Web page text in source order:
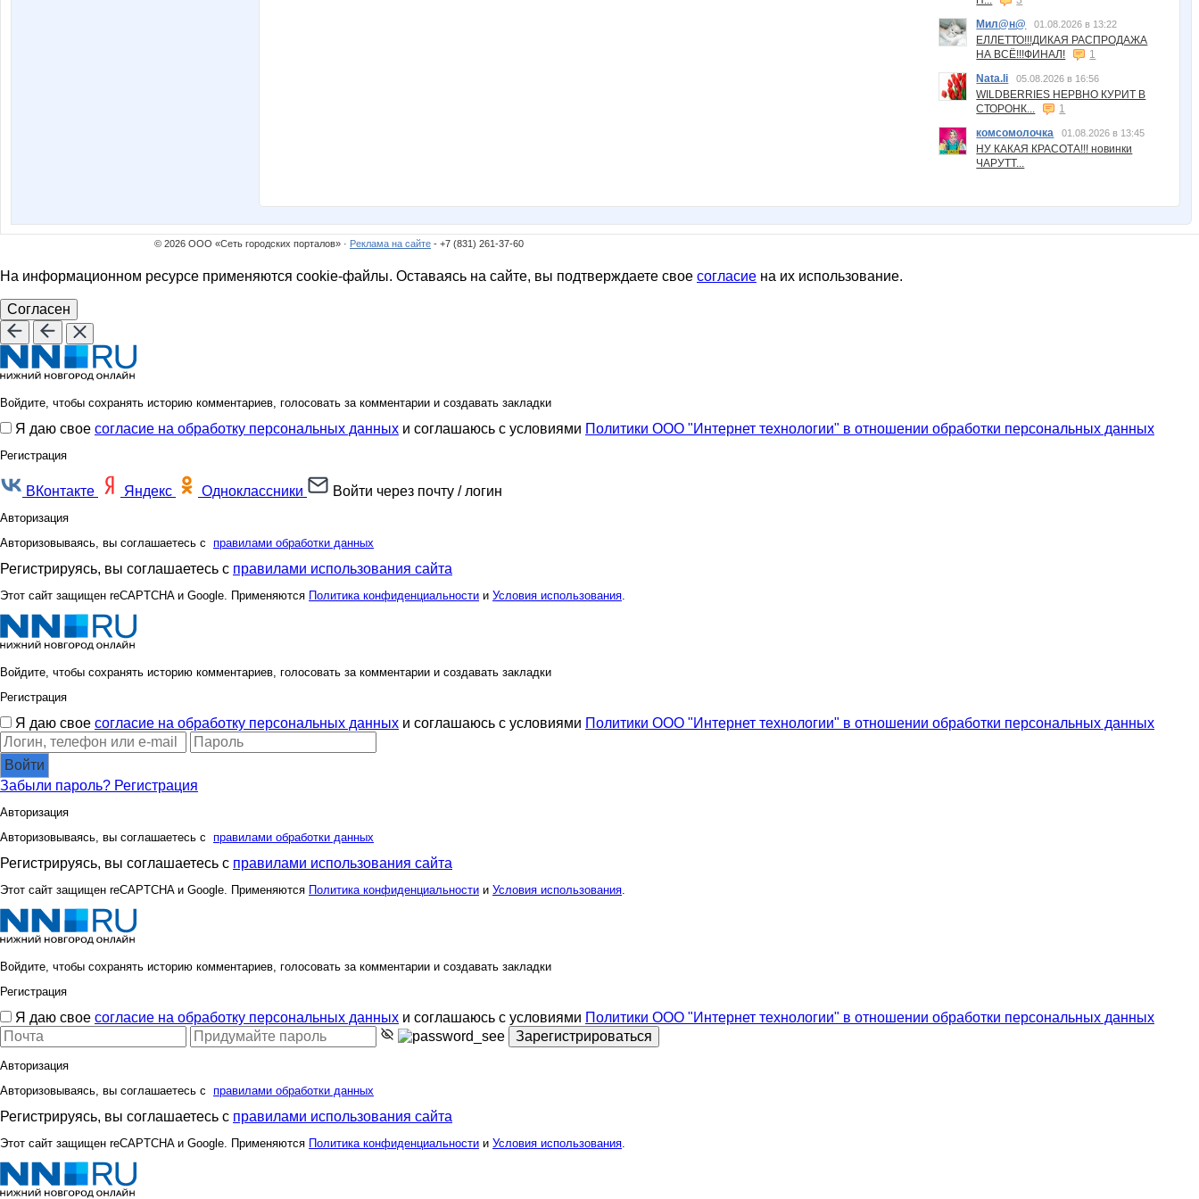
Мил@н@
01.08.2026 в 13:22
ЕЛЛЕТТО!!!ДИКАЯ РАСПРОДАЖА
НА ВСЁ!!!ФИНАЛ!
1
Nata.li
05.08.2026 в 16:56
WILDBERRIES НЕРВНО КУРИТ В
СТОРОНК...
1
комсомолочка
01.08.2026 в 13:45
НУ КАКАЯ КРАСОТА!!! новинки
ЧАРУТТ...
© 2026 ООО «Сеть городских порталов» · Реклама на сайте - +7 (831) 261-37-60
На информационном ресурсе применяются cookie-файлы. Оставаясь на сайте, вы подтверждаете свое согласие на их использование.
Согласен
Войдите, чтобы сохранять историю комментариев, голосовать за комментарии и создавать закладки
Я даю свое согласие на обработку персональных данных и соглашаюсь с условиями Политики ООО "Интернет технологии" в отношении обработки персональных данных
Регистрация
ВКонтакте Яндекс Одноклассники Войти через почту / логин
Авторизация
Авторизовываясь, вы соглашаетесь с правилами обработки данных
Регистрируясь, вы соглашаетесь с правилами использования сайта
Этот сайт защищен reCAPTCHA и Google. Применяются Политика конфиденциальности и Условия использования.
Войдите, чтобы сохранять историю комментариев, голосовать за комментарии и создавать закладки
Регистрация
Я даю свое согласие на обработку персональных данных и соглашаюсь с условиями Политики ООО "Интернет технологии" в отношении обработки персональных данных
Войти
Забыли пароль? Регистрация
Авторизация
Авторизовываясь, вы соглашаетесь с правилами обработки данных
Регистрируясь, вы соглашаетесь с правилами использования сайта
Этот сайт защищен reCAPTCHA и Google. Применяются Политика конфиденциальности и Условия использования.
Войдите, чтобы сохранять историю комментариев, голосовать за комментарии и создавать закладки
Регистрация
Я даю свое согласие на обработку персональных данных и соглашаюсь с условиями Политики ООО "Интернет технологии" в отношении обработки персональных данных
Зарегистрироваться
Авторизация
Авторизовываясь, вы соглашаетесь с правилами обработки данных
Регистрируясь, вы соглашаетесь с правилами использования сайта
Этот сайт защищен reCAPTCHA и Google. Применяются Политика конфиденциальности и Условия использования.